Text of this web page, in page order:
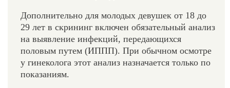
Дополнительно для молодых девушек от 18 до
29 лет в скрининг включен обязательный анализ
на выявление инфекций, передающихся
половым путем (ИППП). При обычном осмотре
у гинеколога этот анализ назначается только по
показаниям.